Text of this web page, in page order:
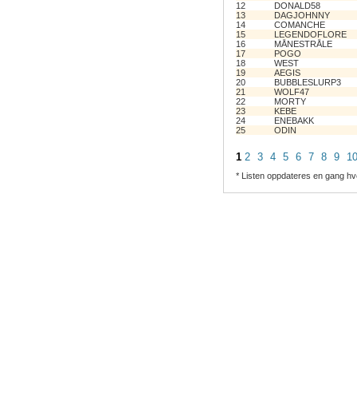
12
DONALD58
13
DAGJOHNNY
14
COMANCHE
15
LEGENDOFLORE
16
MÅNESTRÅLE
17
POGO
18
WEST
19
AEGIS
20
BUBBLESLURP3
21
WOLF47
22
MORTY
23
KEBE
24
ENEBAKK
25
ODIN
1 2 3 4 5 6 7 8 9 10
* Listen oppdateres en gang